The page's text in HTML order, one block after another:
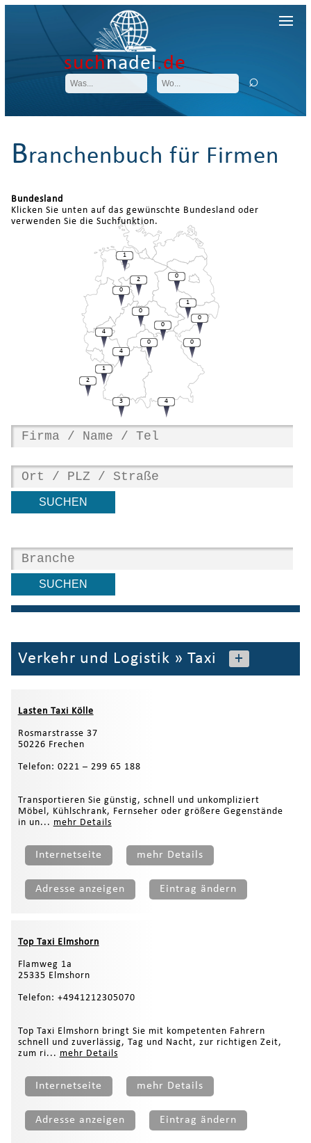
suchnadel.de
Branchenbuch für Firmen
Bundesland
Klicken Sie unten auf das gewünschte Bundesland oder
verwenden Sie die Suchfunktion.
0
0
4
1
0
0
2
1
0
0
2
4
1
3
0
4
Verkehr und Logistik » Taxi +
Lasten Taxi Kölle
Rosmarstrasse 37
50226 Frechen
Telefon: 0221 – 299 65 188
Transportieren Sie günstig, schnell und unkompliziert
Möbel, Kühlschrank, Fernseher oder größere Gegenstände
in un... mehr Details
Internetseite mehr Details
Adresse anzeigen Eintrag ändern
Top Taxi Elmshorn
Flamweg 1a
25335 Elmshorn
Telefon: +4941212305070
Top Taxi Elmshorn bringt Sie mit kompetenten Fahrern
schnell und zuverlässig, Tag und Nacht, zur richtigen Zeit,
zum ri... mehr Details
Internetseite mehr Details
Adresse anzeigen Eintrag ändern